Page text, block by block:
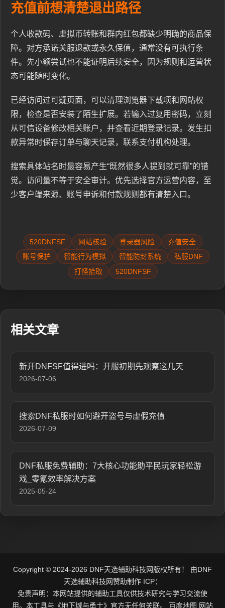
充值前想清楚退出路径
个人收款码、虚拟币转账和群内红包都缺少明确的商品保
障。对方承诺关服退款或永久保值，通常没有可执行条
件。先小额尝试也不能证明后续安全，因为规则和运营状
态可能随时变化。
已经访问过可疑页面，可以清理浏览器下载项和网站权
限，检查是否安装了陌生扩展。若输入过复用密码，立刻
从可信设备修改相关账户，并查看近期登录记录。发生扣
款异常时保存订单与聊天记录，联系支付机构处理。
搜索具体站名时最容易产生“既然很多人提到就可靠”的错
觉。访问量不等于安全审计。优先选择官方运营内容，至
少客户端来源、账号申诉和付款规则都有清楚入口。
520DNFSF 网站核验 登录器风险
充值安全
账号保护
智能行为模拟 智能防封系统
私服DNF
打怪拾取
520DNFSF
相关文章
新开DNFSF值得进吗：开服初期先观察这几天
2026-07-06
搜索DNF私服时如何避开盗号与虚假充值
2026-07-09
DNF私服免费辅助：7大核心功能助平民玩家轻松游
戏_零氪效率解决方案
2025-05-24
Copyright © 2024-2026 DNF天选辅助科技网版权所有！ 由DNF
天选辅助科技网赞助制作 ICP：
免责声明：本网站提供的辅助工具仅供技术研究与学习交流使
用。本工具与《地下城与勇士》官方无任何关联。 百度地图 网站